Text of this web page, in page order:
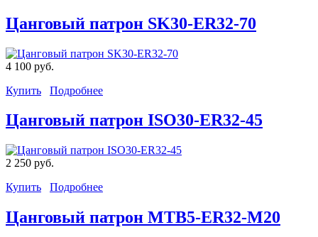
Цанговый патрон SK30-ER32-70
4 100 руб.
Купить
Подробнее
Цанговый патрон ISO30-ER32-45
2 250 руб.
Купить
Подробнее
Цанговый патрон MTB5-ER32-М20